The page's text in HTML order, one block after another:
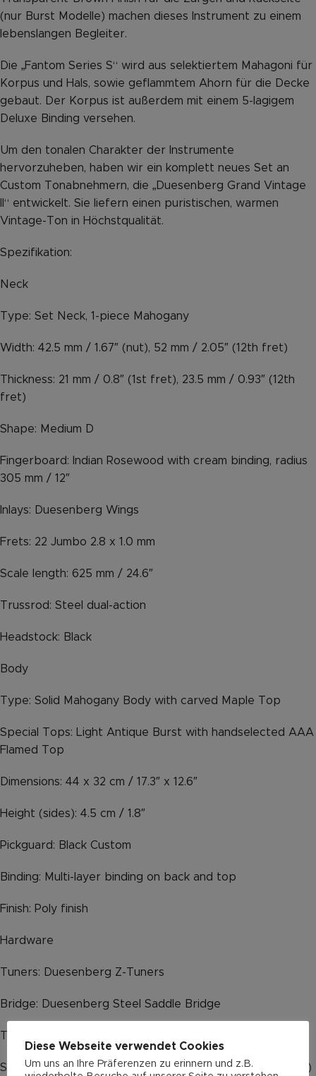
(nur Burst Modelle) machen dieses Instrument zu einem
lebenslangen Begleiter.
Die „Fantom Series S“ wird aus selektiertem Mahagoni für
Korpus und Hals, sowie geflammtem Ahorn für die Decke
gebaut. Der Korpus ist außerdem mit einem 5-lagigem
Deluxe Binding versehen.
Um den tonalen Charakter der Instrumente
hervorzuheben, haben wir ein komplett neues Set an
Custom Tonabnehmern, die „Duesenberg Grand Vintage
II“ entwickelt. Sie liefern einen puristischen, warmen
Vintage-Ton in Höchstqualität.
Spezifikation:
Neck
Type: Set Neck, 1-piece Mahogany
Width: 42.5 mm / 1.67″ (nut), 52 mm / 2.05″ (12th fret)
Thickness: 21 mm / 0.8″ (1st fret), 23.5 mm / 0.93″ (12th
fret)
Shape: Medium D
Fingerboard: Indian Rosewood with cream binding, radius
305 mm / 12″
Inlays: Duesenberg Wings
Frets: 22 Jumbo 2.8 x 1.0 mm
Scale length: 625 mm / 24.6″
Trussrod: Steel dual-action
Headstock: Black
Body
Type: Solid Mahogany Body with carved Maple Top
Special Tops: Light Antique Burst with handselected AAA
Flamed Top
Dimensions: 44 x 32 cm / 17.3″ x 12.6″
Height (sides): 4.5 cm / 1.8″
Pickguard: Black Custom
Binding: Multi-layer binding on back and top
Finish: Poly finish
Hardware
Tuners: Duesenberg Z-Tuners
Bridge: Duesenberg Steel Saddle Bridge
Strap pins: Duesenberg Standard (Straplock compatible)
Diese Webseite verwendet Cookies
Um uns an Ihre Präferenzen zu erinnern und z.B.